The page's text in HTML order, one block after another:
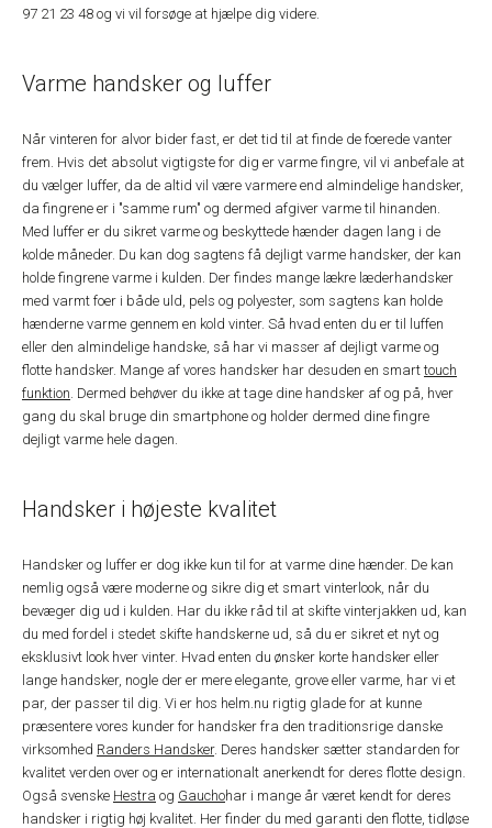
97 21 23 48 og vi vil forsøge at hjælpe dig videre.
Varme handsker og luffer
Når vinteren for alvor bider fast, er det tid til at finde de foerede vanter
frem. Hvis det absolut vigtigste for dig er varme fingre, vil vi anbefale at
du vælger luffer, da de altid vil være varmere end almindelige handsker,
da fingrene er i "samme rum" og dermed afgiver varme til hinanden.
Med luffer er du sikret varme og beskyttede hænder dagen lang i de
kolde måneder. Du kan dog sagtens få dejligt varme handsker, der kan
holde fingrene varme i kulden. Der findes mange lækre læderhandsker
med varmt foer i både uld, pels og polyester, som sagtens kan holde
hænderne varme gennem en kold vinter. Så hvad enten du er til luffen
eller den almindelige handske, så har vi masser af dejligt varme og
flotte handsker. Mange af vores handsker har desuden en smarttouch
funktion . Dermed behøver du ikke at tage dine handsker af og på, hver
gang du skal bruge din smartphone og holder dermed dine fingre
dejligt varme hele dagen.
Handsker i højeste kvalitet
Handsker og luffer er dog ikke kun til for at varme dine hænder. De kan
nemlig også være moderne og sikre dig et smart vinterlook, når du
bevæger dig ud i kulden. Har du ikke råd til at skifte vinterjakken ud, kan
du med fordel i stedet skifte handskerne ud, så du er sikret et nyt og
eksklusivt look hver vinter. Hvad enten du ønsker korte handsker eller
lange handsker, nogle der er mere elegante, grove eller varme, har vi et
par, der passer til dig. Vi er hos helm.nu rigtig glade for at kunne
præsentere vores kunder for handsker fra den traditionsrige danske
virksomhed Randers Handsker. Deres handsker sætter standarden for
kvalitet verden over og er internationalt anerkendt for deres flotte design.
Også svenske Hestra og Gauchohar i mange år været kendt for deres
handsker i rigtig høj kvalitet. Her finder du med garanti den flotte, tidløse